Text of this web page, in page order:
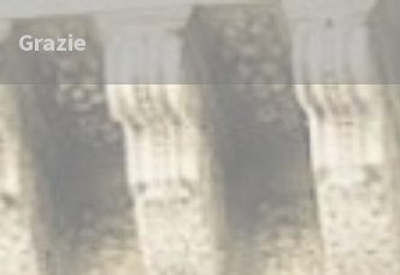
Cookie管理面板
Grazie